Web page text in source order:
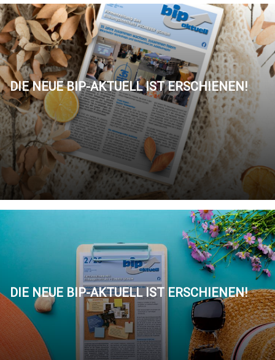
DIE NEUE BIP-AKTUELL IST ERSCHIENEN!
DIE NEUE BIP-AKTUELL IST ERSCHIENEN!